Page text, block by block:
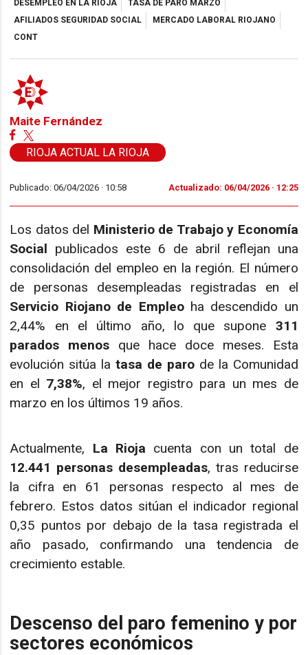
DESEMPLEO EN LA RIOJA
TASA DE PARO MARZO
AFILIADOS SEGURIDAD SOCIAL
MERCADO LABORAL RIOJANO
CONT
Maite Fernández
RIOJA ACTUAL LA RIOJA
Publicado: 06/04/2026 · 10:58 Actualizado: 06/04/2026 · 12:25
Los datos del Ministerio de Trabajo y Economía
Social publicados este 6 de abril reflejan una
consolidación del empleo en la región. El número
de personas desempleadas registradas en el
Servicio Riojano de Empleoha descendido un
2,44% en el último año, lo que supone 311
parados menos que hace doce meses. Esta
evolución sitúa latasa de parode la Comunidad
en el 7,38%, el mejor registro para un mes de
marzo en los últimos 19 años.
Actualmente, La Rioja cuenta con un total de
12.441 personas desempleadas, tras reducirse
la cifra en 61 personas respecto al mes de
febrero. Estos datos sitúan el indicador regional
0,35 puntos por debajo de la tasa registrada el
año pasado, confirmando una tendencia de
crecimiento estable.
Descenso del paro femenino y por
sectores económicos